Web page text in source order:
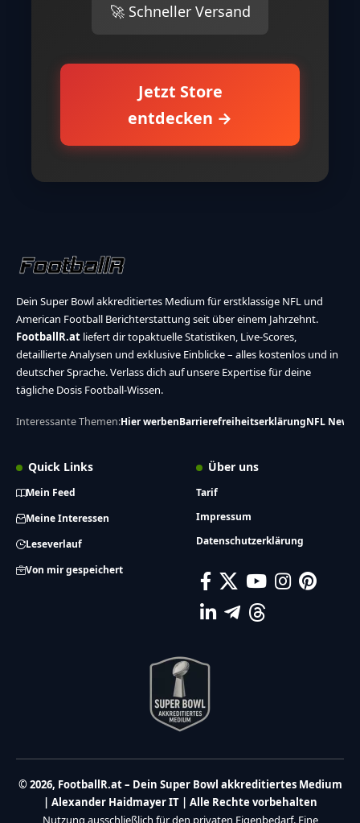
🚀 Schneller Versand
Jetzt Store
entdecken →
Dein Super Bowl akkreditiertes Medium für erstklassige NFL und
American Football Berichterstattung seit über einem Jahrzehnt.
FootballR.at liefert dir topaktuelle Statistiken, Live-Scores,
detaillierte Analysen und exklusive Einblicke – alles kostenlos und in
deutscher Sprache. Verlass dich auf unsere Expertise für deine
tägliche Dosis Football-Wissen.
Interessante Themen:Hier werbenBarrierefreiheitserklärungNFL News
Quick Links
Mein Feed
Meine Interessen
Leseverlauf
Von mir gespeichert
Über uns
Tarif
Impressum
Datenschutzerklärung
© 2026, FootballR.at – Dein Super Bowl akkreditiertes Medium
| Alexander Haidmayer IT | Alle Rechte vorbehalten
Nutzung ausschließlich für den privaten Eigenbedarf. Eine